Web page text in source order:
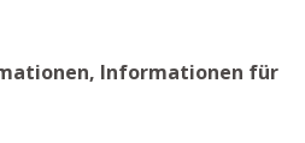
Informationen für